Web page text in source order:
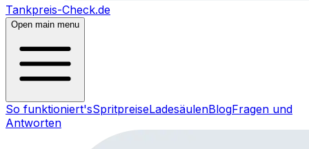
Tankpreis-Check.de
Open main menu
So funktioniert'sSpritpreiseLadesäulenBlogFragen und
Antworten